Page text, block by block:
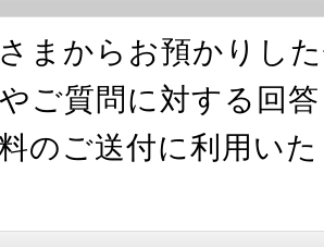
からお預かりした
ご質問に対する回
ご送付に利用いた